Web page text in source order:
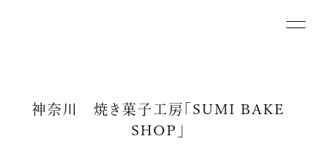
神奈川 焼き菓子工房「SUMI BAKE
SHOP」